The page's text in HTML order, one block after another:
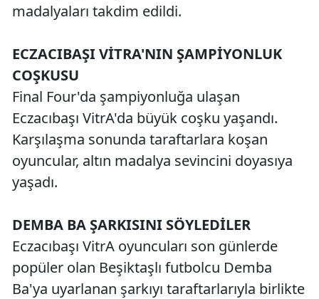
madalyaları takdim edildi.
ECZACIBAŞI VİTRA'NIN ŞAMPİYONLUK
COŞKUSU
Final Four'da şampiyonluğa ulaşan
Eczacıbaşı VitrA'da büyük coşku yaşandı.
Karşılaşma sonunda taraftarlara koşan
oyuncular, altın madalya sevincini doyasıya
yaşadı.
DEMBA BA ŞARKISINI SÖYLEDİLER
Eczacıbaşı VitrA oyuncuları son günlerde
popüler olan Beşiktaşlı futbolcu Demba
Ba'ya uyarlanan şarkıyı taraftarlarıyla birlikte